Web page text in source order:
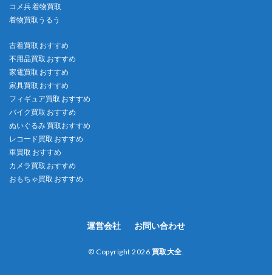
コメ兵 着物買取
着物買取うるう
古着買取 おすすめ
不用品買取 おすすめ
家電買取 おすすめ
家具買取 おすすめ
フィギュア買取 おすすめ
バイク買取 おすすめ
ぬいぐるみ 買取おすすめ
レコード買取 おすすめ
車買取 おすすめ
カメラ買取 おすすめ
おもちゃ買取 おすすめ
運営会社 お問い合わせ
© Copyright 2026 買取大全